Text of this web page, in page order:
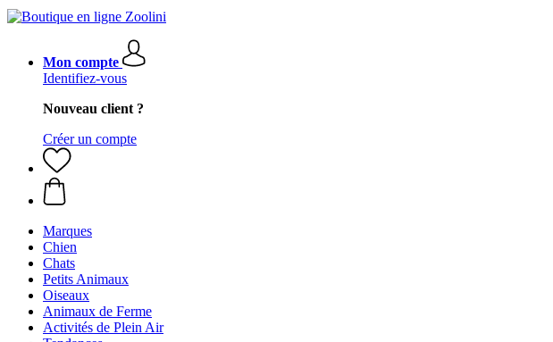
Mon compte
Identifiez-vous
Nouveau client ?
Créer un compte
Marques
Chien
Chats
Petits Animaux
Oiseaux
Animaux de Ferme
Activités de Plein Air